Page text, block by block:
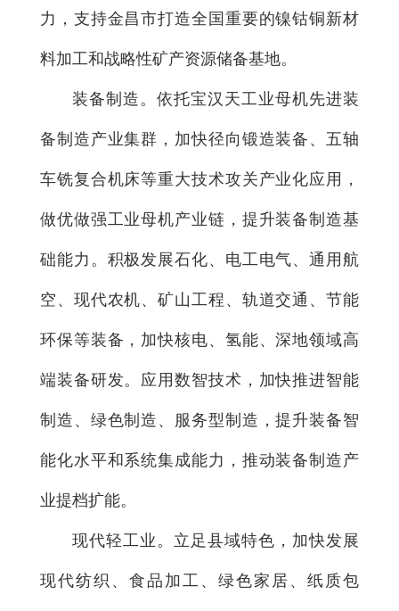
力，支持金昌市打造全国重要的镍钴铜新材
料加工和战略性矿产资源储备基地。
装备制造。依托宝汉天工业母机先进装
备制造产业集群，加快径向锻造装备、五轴
车铣复合机床等重大技术攻关产业化应用，
做优做强工业母机产业链，提升装备制造基
础能力。积极发展石化、电工电气、通用航
空、现代农机、矿山工程、轨道交通、节能
环保等装备，加快核电、氢能、深地领域高
端装备研发。应用数智技术，加快推进智能
制造、绿色制造、服务型制造，提升装备智
能化水平和系统集成能力，推动装备制造产
业提档扩能。
现代轻工业。立足县域特色，加快发展
现代纺织、食品加工、绿色家居、纸质包